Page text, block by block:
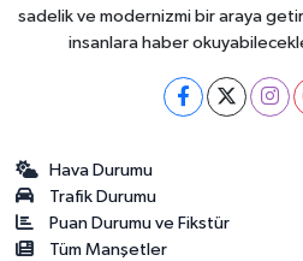
sadelik ve modernizmi bir araya
insanlara haber
Hava Durumu
Trafik Durumu
Puan Durumu ve Fikstür
Tüm Manşetler